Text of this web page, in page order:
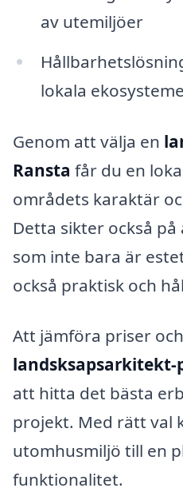
av utemiljöer
lokala
Genom att välja en
Ransta får du en
områdets karaktär
Detta sikter också
som inte bara är
också praktisk och
Att jämföra priser
landsksapsarkitekt-
att hitta det bästa
projekt. Med rätt val
utomhusmiljö till en
funktionalitet.